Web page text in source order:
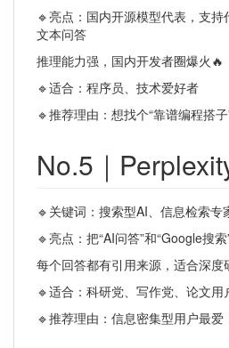
🔹亮点：国内开源模型代表，支
文本问答
推理能力强，国内开发者圈爆火🔥
🔹适合：程序员、技术爱好者
🔹推荐理由：想找个“靠谱编程搭子
No.5｜
🔹关键词：搜索型AI、信息检索专
🔹亮点：把“AI问答”和“Google搜索
每个回答都有引用来源，适合深度
🔹适合：科研党、写作党、论文用
🔹推荐理由：信息密集型用户最爱